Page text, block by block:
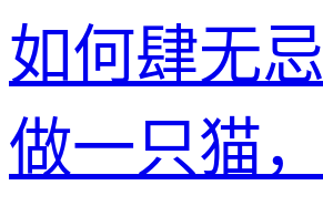
如何肆无
做一只猫